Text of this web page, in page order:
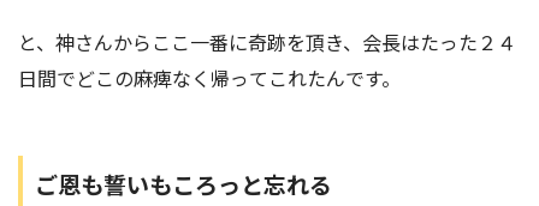
と、神さんからここ一番に奇跡を頂き、会長はたった２４
日間でどこの麻痺なく帰ってこれたんです。
ご恩も誓いもころっと忘れる